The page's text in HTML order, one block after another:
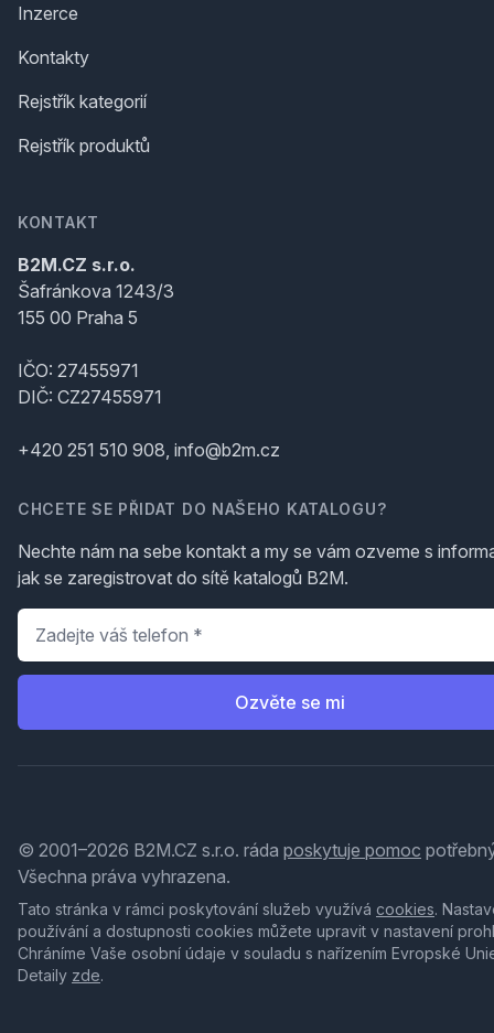
Inzerce
Kontakty
Rejstřík kategorií
Rejstřík produktů
KONTAKT
B2M.CZ s.r.o.
Šafránkova 1243/3
155 00 Praha 5
IČO: 27455971
DIČ: CZ27455971
+420 251 510 908, info@b2m.cz
CHCETE SE PŘIDAT DO NAŠEHO KATALOGU?
Nechte nám na sebe kontakt a my se vám ozveme s
jak se zaregistrovat do sítě katalogů B2M.
Telefon
Ozvěte se mi
© 2001–2026 B2M.CZ s.r.o. ráda poskytuje pomoc
Všechna práva vyhrazena.
Tato stránka v rámci poskytování služeb využívá cookies.
používání a dostupnosti cookies můžete upravit v nastavení
Chráníme Vaše osobní údaje v souladu s nařízením Evropské
Detaily zde.